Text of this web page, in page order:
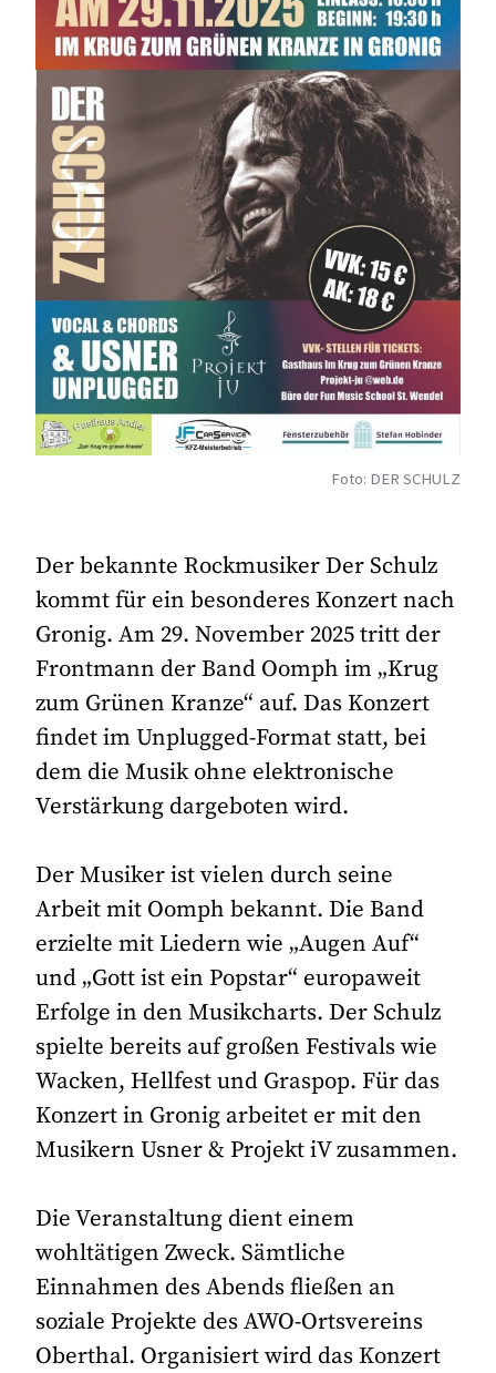
Foto: DER SCHULZ
Der bekannte Rockmusiker Der Schulz
kommt für ein besonderes Konzert nach
Gronig. Am 29. November 2025 tritt der
Frontmann der Band Oomph im „Krug
zum Grünen Kranze“ auf. Das Konzert
findet im Unplugged-Format statt, bei
dem die Musik ohne elektronische
Verstärkung dargeboten wird.
Der Musiker ist vielen durch seine
Arbeit mit Oomph bekannt. Die Band
erzielte mit Liedern wie „Augen Auf“
und „Gott ist ein Popstar“ europaweit
Erfolge in den Musikcharts. Der Schulz
spielte bereits auf großen Festivals wie
Wacken, Hellfest und Graspop. Für das
Konzert in Gronig arbeitet er mit den
Musikern Usner & Projekt iV zusammen.
Die Veranstaltung dient einem
wohltätigen Zweck. Sämtliche
Einnahmen des Abends fließen an
soziale Projekte des AWO-Ortsvereins
Oberthal. Organisiert wird das Konzert